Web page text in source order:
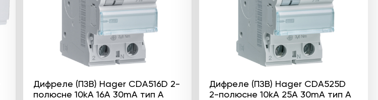
Дифреле (ПЗВ) Hager CDA516D 2-
полюсне 10kА 16А 30mA тип А
Дифреле (ПЗВ) Hager CDA525D
2-полюсне 10kА 25А 30mA тип А